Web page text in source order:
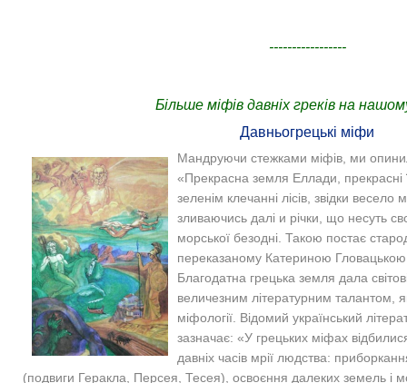
-----------------
Більше міфів давніх греків на
Давньогрецькі міфи
Мандруючи стежками міфів, ми
«Прекрасна земля Еллади, прекрасні
зеленім клечанні лісів, звідки весело
зливаючись далі и річки, що несуть
морської безодні. Такою постає
переказаному Катериною
Благодатна грецька земля дала
величезним літературним талантом,
міфології. Відомий український
зазначає: «У грецьких міфах
давніх часів мрії людства:
(подвиги Геракла, Персея, Тесея), освоєння далеких земель і